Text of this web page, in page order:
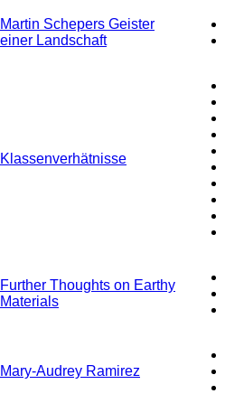
Martin Schepers Geister
einer Landschaft
Klassenverhätnisse
Further Thoughts on Earthy
Materials
Mary-Audrey Ramirez